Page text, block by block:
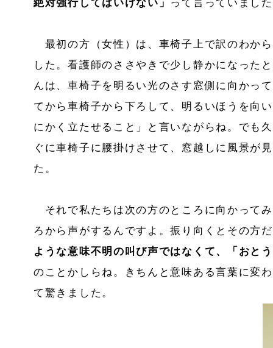
絶対強行してはいけない」 って言っていまし
最初の方（女性）は、車椅子上で訳のわか
した。看護師のささやきで少し静かになった
んは、車椅子を明るい光のさす窓側に向かっ
てから車椅子から下ろして、明るいほうを向
にかく立たせること」と言いながらね。でも
ぐに車椅子に腰掛けさせて、窓越しに風景が
た。
それで私たちは次の方のところに向かって
ろから声がするんですよ。振り向くとその方
ような意味不明の叫び声ではなくて、「おと
のことかしらね。きちんと意味ある言葉に変
て驚きました。